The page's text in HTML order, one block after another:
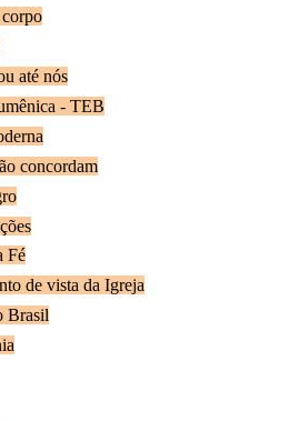
até nós
- TEB
concordam
Fé
de vista da Igreja
Brasil